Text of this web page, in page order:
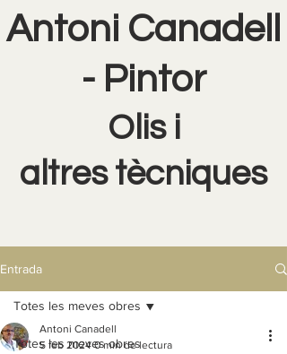
Antoni Canadell
- Pintor
Olis i
altres tècniques
Entrada
Totes les meves obres
Totes les meves obres
Antoni Canadell
5 feb 2024 0 min de lectura